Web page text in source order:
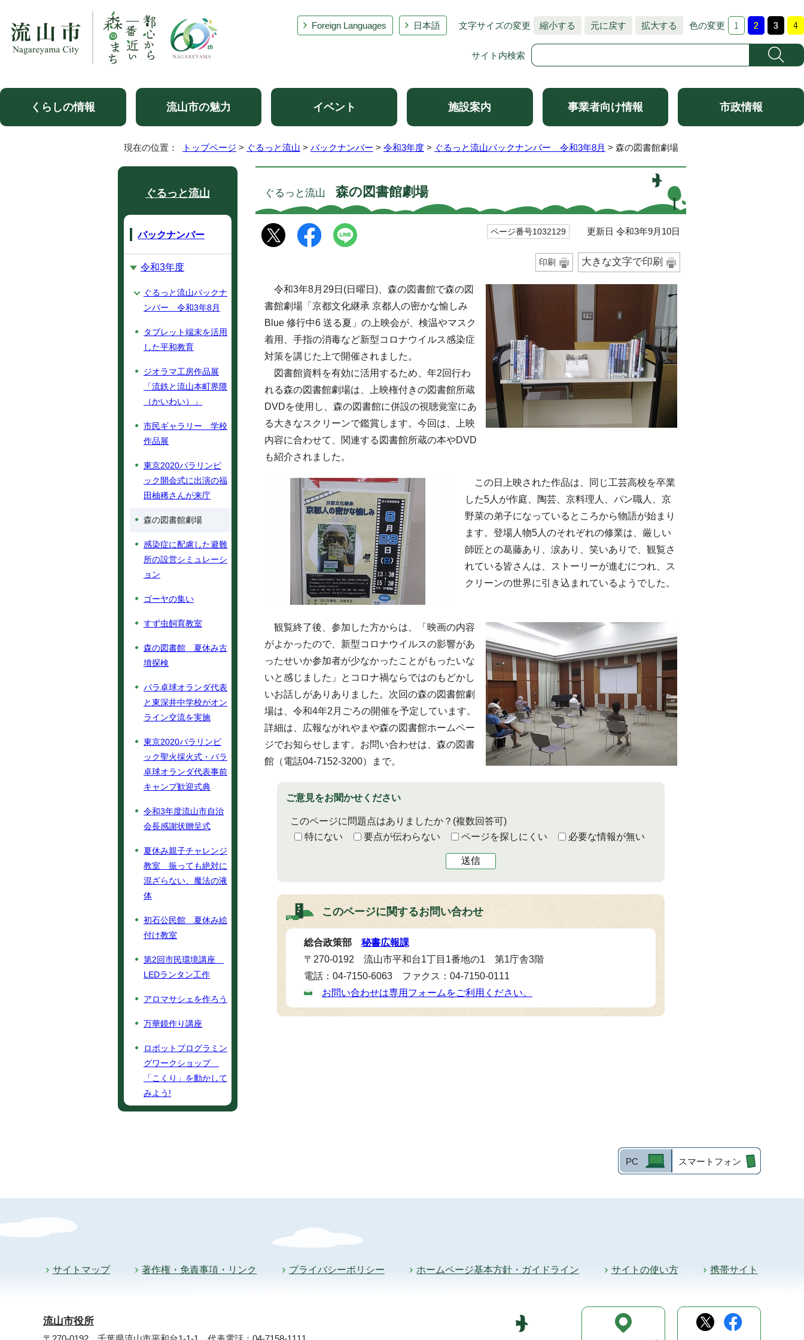
Foreign Languages 日本語 文字サイズの変更 縮小する 元に戻す 拡大する 色の変更
サイト内検索
くらしの情報 流山市の魅力 イベント 施設案内 事業者向け情報 市政情報
現在の位置： トップページ > ぐるっと流山 > バックナンバー > 令和3年度 > ぐるっと流山バックナンバー 令和3年8月 > 森の図書館劇場
ぐるっと流山 森の図書館劇場
ページ番号1032129 更新日 令和3年9月10日
印刷 大きな文字で印刷
令和3年8月29日(日曜日)、森の図書館で森の図
書館劇場「京都文化継承 京都人の密かな愉しみ
Blue 修行中6 送る夏」の上映会が、検温やマスク
着用、手指の消毒など新型コロナウイルス感染症
対策を講じた上で開催されました。
図書館資料を有効に活用するため、年2回行わ
れる森の図書館劇場は、上映権付きの図書館所蔵
DVDを使用し、森の図書館に併設の視聴覚室にあ
る大きなスクリーンで鑑賞します。今回は、上映
内容に合わせて、関連する図書館所蔵の本やDVD
も紹介されました。
この日上映された作品は、同じ工芸高校を卒業
した5人が作庭、陶芸、京料理人、パン職人、京
野菜の弟子になっているところから物語が始まり
ます。登場人物5人のそれぞれの修業は、厳しい
師匠との葛藤あり、涙あり、笑いありで、観覧さ
れている皆さんは、ストーリーが進むにつれ、ス
クリーンの世界に引き込まれているようでした。
観覧終了後、参加した方からは、「映画の内容
がよかったので、新型コロナウイルスの影響があ
ったせいか参加者が少なかったことがもったいな
いと感じました」とコロナ禍ならではのもどかし
いお話しがありありました。次回の森の図書館劇
場は、令和4年2月ごろの開催を予定しています。
詳細は、広報ながれやまや森の図書館ホームペー
ジでお知らせします。お問い合わせは、森の図書
館（電話04-7152-3200）まで。
ご意見をお聞かせください
このページに問題点はありましたか？ (複数回答可)
特にない
要点が伝わらない ページを探しにくい 必要な情報が無い
送信
このページに関するお問い合わせ
総合政策部 秘書広報課
〒270-0192 流山市平和台1丁目1番地の1 第1庁舎3階
電話：04-7150-6063 ファクス：04-7150-0111
お問い合わせは専用フォームをご利用ください。
ぐるっと流山
バックナンバー
令和3年度
ぐるっと流山バックナ
ンバー 令和3年8月
タブレット端末を活用
した平和教育
ジオラマ工房作品展
「流鉄と流山本町界隈
（かいわい）」
市民ギャラリー 学校
作品展
東京2020パラリンピ
ック開会式に出演の福
田柚稀さんが来庁
森の図書館劇場
感染症に配慮した避難
所の設営シミュレーシ
ョン
ゴーヤの集い
すず虫飼育教室
森の図書館 夏休み古
墳探検
パラ卓球オランダ代表
と東深井中学校がオン
ライン交流を実施
東京2020パラリンピ
ック聖火採火式・パラ
卓球オランダ代表事前
キャンプ歓迎式典
令和3年度流山市自治
会長感謝状贈呈式
夏休み親子チャレンジ
教室 振っても絶対に
混ざらない、魔法の液
体
初石公民館 夏休み絵
付け教室
第2回市民環境講座
LEDランタン工作
アロマサシェを作ろう
万華鏡作り講座
ロボットプログラミン
グワークショップ
「こくり」を動かして
みよう!
PC スマートフォン
サイトマップ 著作権・免責事項・リンク プライバシーポリシー ホームページ基本方針・ガイドライン サイトの使い方 携帯サイト
流山市役所